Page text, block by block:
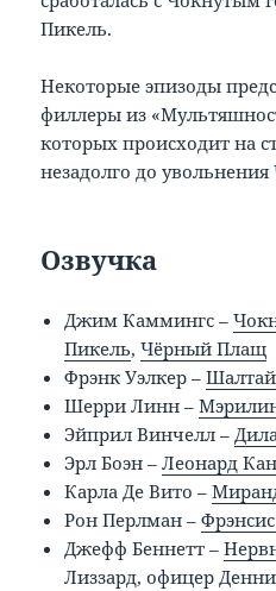
Пикель.
Некоторые эпизоды
филлеры из
которых происходит на
незадолго до увольнения
Озвучка
Джим Каммингс –
Пикель,Чёрный Плащ
Фрэнк Уэлкер –
Шерри Линн –
Эйприл Винчелл –
Эрл Боэн –Леонард
Карла Де Вито –
Рон Перлман –
Джефф Беннетт –
Лиззард, офицер